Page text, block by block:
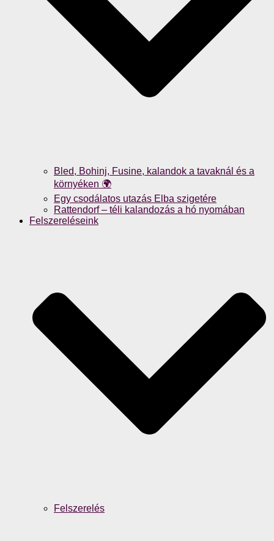
Bled, Bohinj, Fusine, kalandok a tavaknál és a
környéken 🌍
Egy csodálatos utazás Elba szigetére
Rattendorf – téli kalandozás a hó nyomában
Felszereléseink
Felszerelés